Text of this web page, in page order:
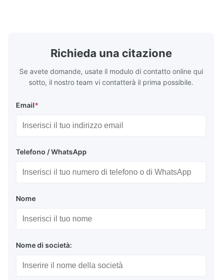
Richieda una citazione
Se avete domande, usate il modulo di contatto online qui
sotto, il nostro team vi contatterà il prima possibile.
Email*
Telefono / WhatsApp
Nome
Nome di società: